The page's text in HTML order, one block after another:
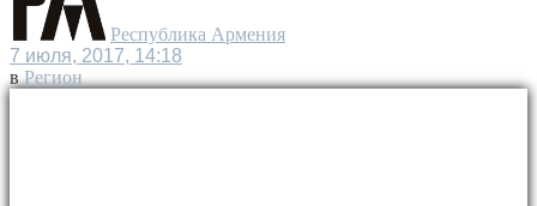
Республика Армения
7 июля, 2017, 14:18
в Регион